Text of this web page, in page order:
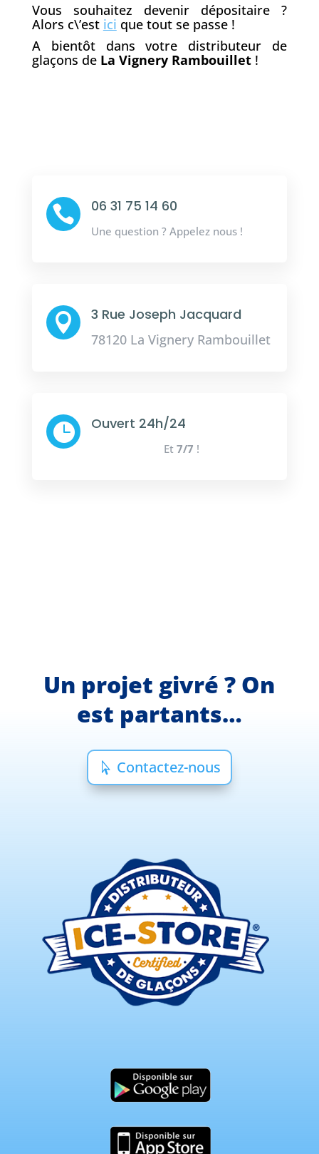
Vous souhaitez devenir dépositaire ?
Alors c\’est ici que tout se passe !
A bientôt dans votre distributeur de
glaçons de La Vignery Rambouillet!
 06 31 75 14 60
Une question ? Appelez nous !
 3 Rue Joseph Jacquard
78120 La Vignery Rambouillet
 Ouvert 24h/24
Et7/7 !
Un projet givré ? On
est partants…
Contactez-nous